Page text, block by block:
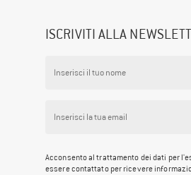
ISCRIVITI ALLA
Acconsento al trattamento dei dati per
essere contattato per ricevere